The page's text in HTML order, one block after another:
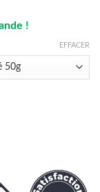
!
EFFACER